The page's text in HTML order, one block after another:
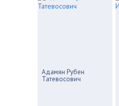
Адамян Рубен
Татевосович